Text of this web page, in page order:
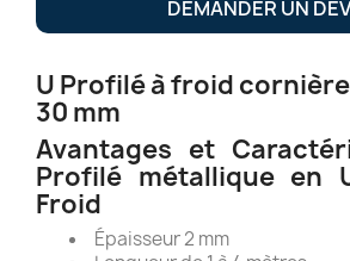
DEMANDER UN
U Profilé à froid cornière
30 mm
Avantages et
Profilé métallique en
Froid
Épaisseur 2 mm